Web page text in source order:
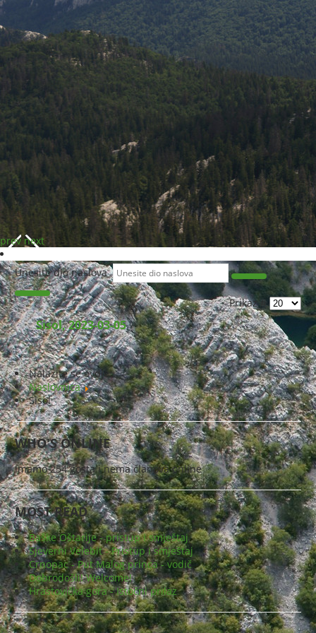
prev next
Unesite dio naslova
Prikaz #
Sisol, 2023-03-05
Nalazite se ovdje:
Naslovnica
Sisol
WHO'S ONLINE
Imamo 254 gosta i nema članova online
MOST READ
Baške Oštarije - pristup i smještaj
Sjeverni Velebit - Pristup i smještaj
Crnopac - Put Malog princa - vodič
Dobrodošli! Welcome!
Hrastovička gora - Istočni prilaz